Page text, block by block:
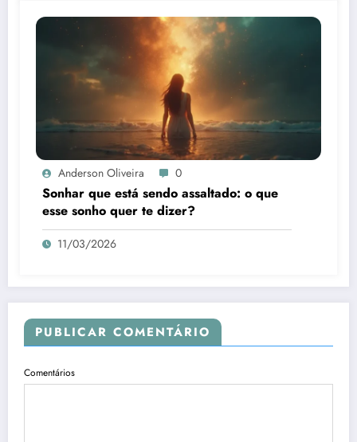
Anderson Oliveira 0
Sonhar que está sendo assaltado: o que
esse sonho quer te dizer?
11/03/2026
PUBLICAR COMENTÁRIO
Comentários